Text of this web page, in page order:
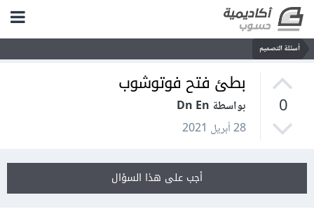
أسئلة التصميم
0
بطئ فتح فوتوشوب
بواسطة Dn En
28 أبريل 2021
أجب على هذا السؤال